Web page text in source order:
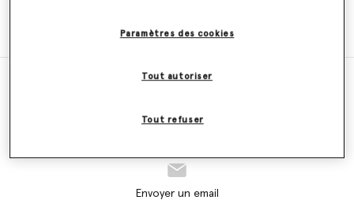
Localisateur de magasins
Envoyer un email
Paramètres des cookies
Tout refuser
Tout autoriser